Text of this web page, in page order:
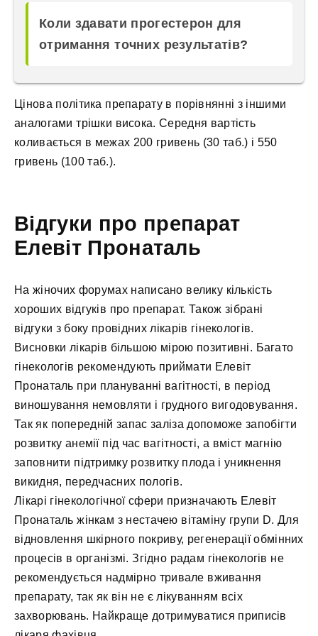
Коли здавати прогестерон для
отримання точних результатів?
Цінова політика препарату в порівнянні з іншими
аналогами трішки висока. Середня вартість
коливається в межах 200 гривень (30 таб.) і 550
гривень (100 таб.).
Відгуки про препарат
Елевіт Пронаталь
На жіночих форумах написано велику кількість
хороших відгуків про препарат. Також зібрані
відгуки з боку провідних лікарів гінекологів.
Висновки лікарів більшою мірою позитивні. Багато
гінекологів рекомендують приймати Елевіт
Пронаталь при плануванні вагітності, в період
виношування немовляти і грудного вигодовування.
Так як попередній запас заліза допоможе запобігти
розвитку анемії під час вагітності, а вміст магнію
заповнити підтримку розвитку плода і уникнення
викидня, передчасних пологів.
Лікарі гінекологічної сфери призначають Елевіт
Пронаталь жінкам з нестачею вітаміну групи D. Для
відновлення шкірного покриву, регенерації обмінних
процесів в організмі. Згідно радам гінекологів не
рекомендується надмірно тривале вживання
препарату, так як він не є лікуванням всіх
захворювань. Найкраще дотримуватися приписів